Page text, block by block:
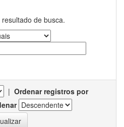
de busca.
| Ordenar registros por